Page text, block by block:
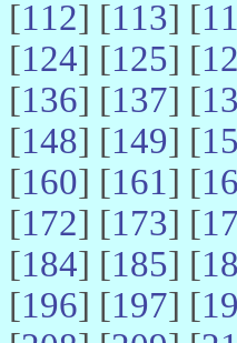
[112] [113] [
[124] [125] [
[136] [137] [
[148] [149] [
[160] [161] [
[172] [173] [
[184] [185] [
[196] [197] [